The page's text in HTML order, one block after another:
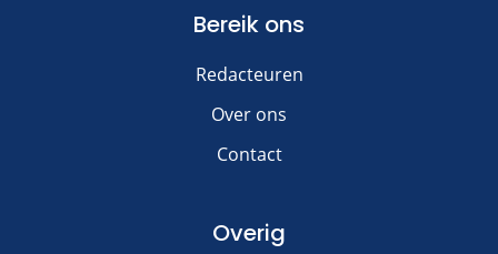
Bereik ons
Redacteuren
Over ons
Contact
Overig